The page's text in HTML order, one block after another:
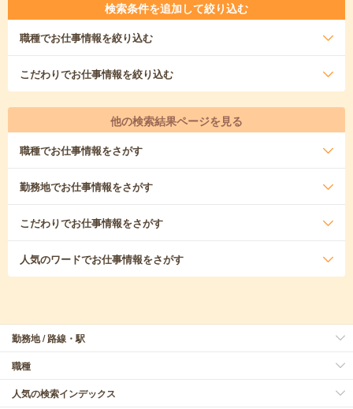
検索条件を追加して絞り込む
職種でお仕事情報を絞り込む
こだわりでお仕事情報を絞り込む
他の検索結果ページを見る
職種でお仕事情報をさがす
勤務地でお仕事情報をさがす
こだわりでお仕事情報をさがす
人気のワードでお仕事情報をさがす
勤務地 / 路線・駅
職種
人気の検索インデックス